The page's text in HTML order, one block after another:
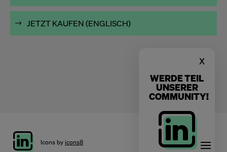
JETZT KAUFEN (ENGLISCH)
Icons by icons8
x
WERDE TEIL
UNSERER
COMMUNITY!